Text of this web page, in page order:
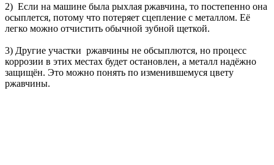
2) Если на машине была рыхлая ржавчина, то постепенно она
осыплется, потому что потеряет сцепление с металлом. Её
легко можно отчистить обычной зубной щеткой.
3) Другие участки ржавчины не обсыплются, но процесс
коррозии в этих местах будет остановлен, а металл надёжно
защищён. Это можно понять по изменившемуся цвету
ржавчины.